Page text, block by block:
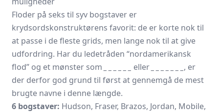
Floder på seks til syv bogstaver er
krydsordskonstruktørens favorit: de er korte nok til
at passe i de fleste grids, men lange nok til at give
udfordring. Har du ledetråden “nordamerikansk
flod” og et mønster som
eller
, er
der derfor god grund til først at gennemgå de mest
brugte navne i denne længde.
6 bogstaver: Hudson, Fraser, Brazos, Jordan, Mobile,